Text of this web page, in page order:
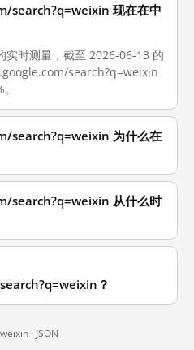
search?q=weixin 现在在中
时测量，截至 2026-06-13 的
search?q=weixin
search?q=weixin 为什么在
search?q=weixin 从什么时
？
· JSON